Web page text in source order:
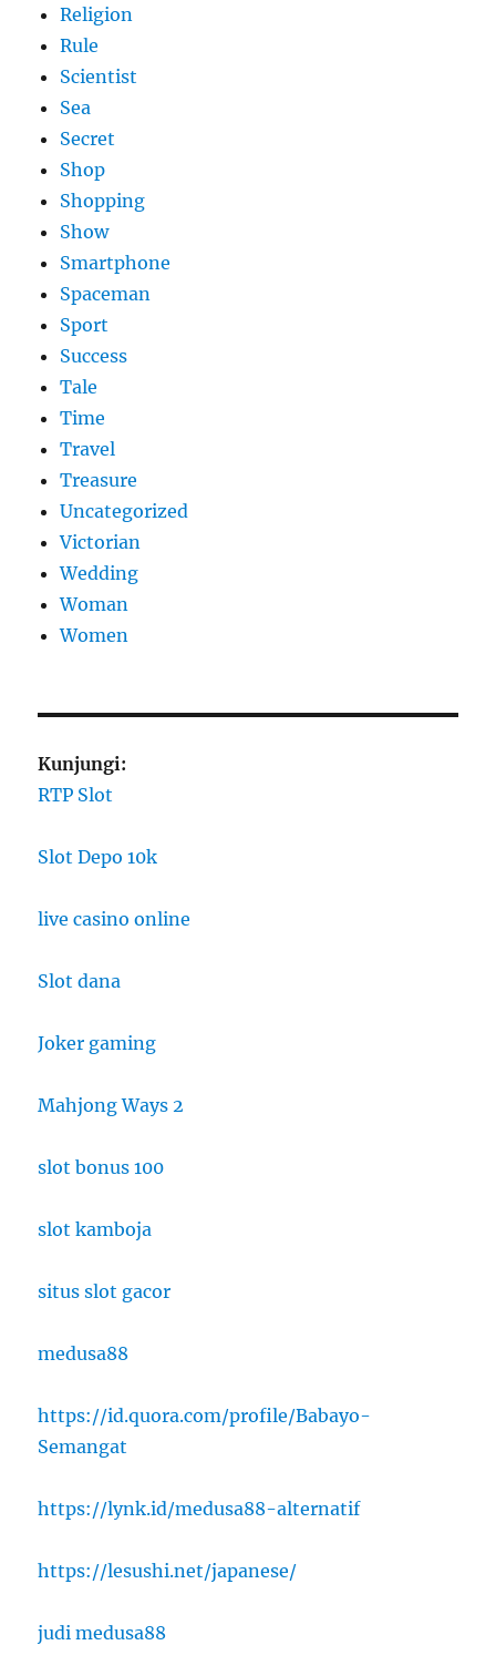
Religion
Rule
Scientist
Sea
Secret
Shop
Shopping
Show
Smartphone
Spaceman
Sport
Success
Tale
Time
Travel
Treasure
Uncategorized
Victorian
Wedding
Woman
Women
Kunjungi:
RTP Slot
Slot Depo 10k
live casino online
Slot dana
Joker gaming
Mahjong Ways 2
slot bonus 100
slot kamboja
situs slot gacor
medusa88
https://id.quora.com/profile/Babayo-
Semangat
https://lynk.id/medusa88-alternatif
https://lesushi.net/japanese/
judi medusa88